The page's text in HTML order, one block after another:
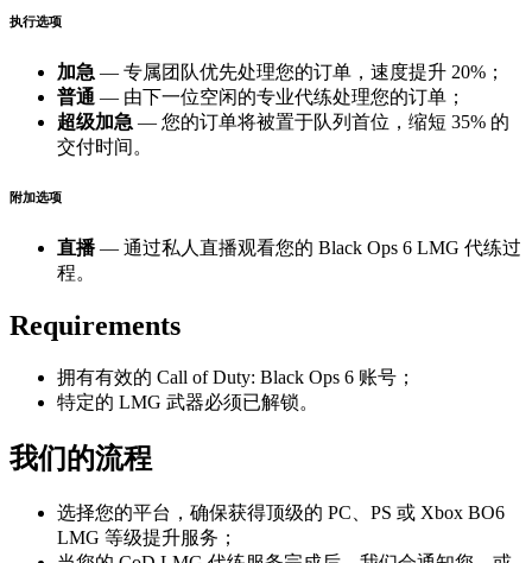
执行选项
加急 — 专属团队优先处理您的订单，速度提升 20%；
普通 — 由下一位空闲的专业代练处理您的订单；
超级加急 — 您的订单将被置于队列首位，缩短 35% 的
交付时间。
附加选项
直播— 通过私人直播观看您的 Black Ops 6 LMG 代练过
程。
Requirements
拥有有效的 Call of Duty: Black Ops 6 账号；
特定的 LMG 武器必须已解锁。
我们的流程
选择您的平台，确保获得顶级的 PC、PS 或 Xbox BO6
LMG 等级提升服务；